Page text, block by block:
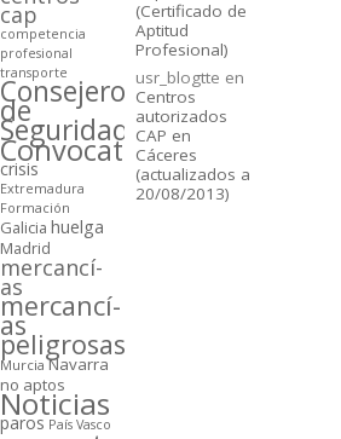
cap
competencia
profesional
transporte
Consejeros
de
Seguridad
Convocatorias
crisis
Extremadura
Formación
Galicia huelga
Madrid
mercancí­
as
mercancí­
as
peligrosas
Murcia Navarra
no aptos
Noticias
paros Paí­s Vasco
(Certificado de
Aptitud
Profesional)
usr_blogtte en
Centros
autorizados
CAP en
Cáceres
(actualizados a
20/08/2013)